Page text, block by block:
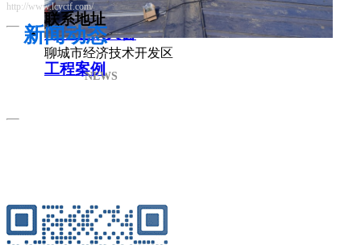
薄型通风天窗
工程案例
新闻动态
NEWS
联系地址
聊城市经济技术开发区
http://www.lcyctf.com/